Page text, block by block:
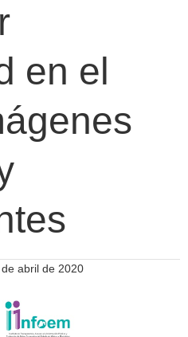
en el
abril de 2020